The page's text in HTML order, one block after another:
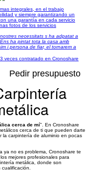
integrales, en el trabajo
y siempre garantizando un
una garantía en cada servicio
fotos de los servicios
necessitats s ha adpatat a
ha pintat tota la casa amb
i persona de fiar, el tornarem a
veces contratado en Cronoshare
Pedir presupuesto
cerca de mí". En Cronoshare
cerca de ti que pueden darte
la carpintería de aluminio en pocas
ya no es problema, Cronoshare te
mejores profesionales para
metálica, donde son